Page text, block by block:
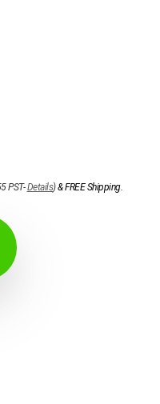
PST-Details)&FREE Shipping.